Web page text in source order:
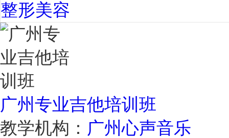
整形美容
广州专业吉他培训班
教学机构： 广州心声音乐